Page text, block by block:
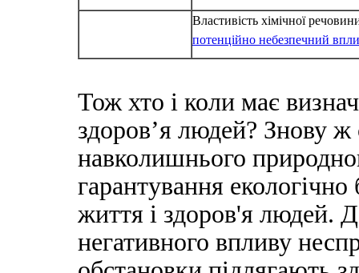
Властивість хімічної
потенційно небезпечний
Тож хто і коли має
здоров’я людей? Знову
навколишнього
гарантування
життя і здоров'я людей.
негативного впливу